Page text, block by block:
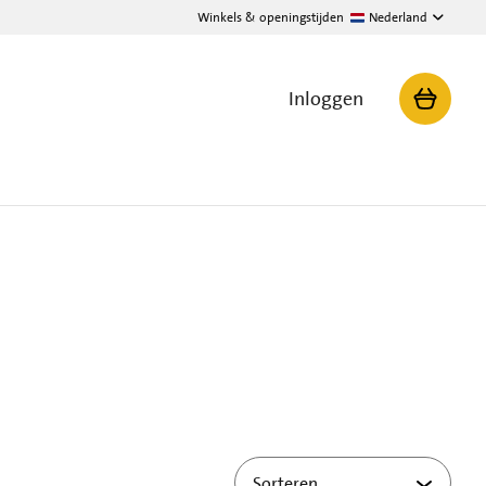
Winkels & openingstijden Nederland
Inloggen